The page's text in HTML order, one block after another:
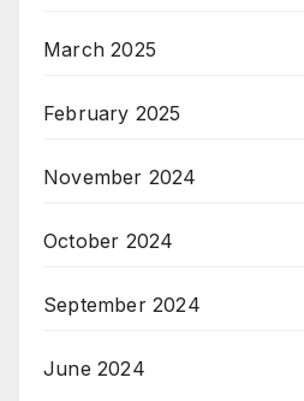
March 2025
February 2025
November 2024
October 2024
September 2024
June 2024